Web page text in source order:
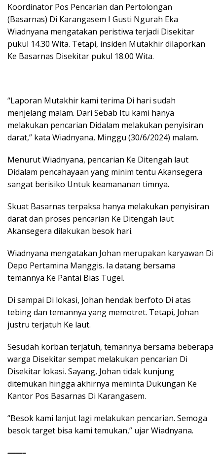
Koordinator Pos Pencarian dan Pertolongan
(Basarnas) Di Karangasem I Gusti Ngurah Eka
Wiadnyana mengatakan peristiwa terjadi Disekitar
pukul 14.30 Wita. Tetapi, insiden Mutakhir dilaporkan
Ke Basarnas Disekitar pukul 18.00 Wita.
“Laporan Mutakhir kami terima Di hari sudah
menjelang malam. Dari Sebab Itu kami hanya
melakukan pencarian Didalam melakukan penyisiran
darat,” kata Wiadnyana, Minggu (30/6/2024) malam.
Menurut Wiadnyana, pencarian Ke Ditengah laut
Didalam pencahayaan yang minim tentu Akansegera
sangat berisiko Untuk keamananan timnya.
Skuat Basarnas terpaksa hanya melakukan penyisiran
darat dan proses pencarian Ke Ditengah laut
Akansegera dilakukan besok hari.
Wiadnyana mengatakan Johan merupakan karyawan Di
Depo Pertamina Manggis. Ia datang bersama
temannya Ke Pantai Bias Tugel.
Di sampai Di lokasi, Johan hendak berfoto Di atas
tebing dan temannya yang memotret. Tetapi, Johan
justru terjatuh Ke laut.
Sesudah korban terjatuh, temannya bersama beberapa
warga Disekitar sempat melakukan pencarian Di
Disekitar lokasi. Sayang, Johan tidak kunjung
ditemukan hingga akhirnya meminta Dukungan Ke
Kantor Pos Basarnas Di Karangasem.
“Besok kami lanjut lagi melakukan pencarian. Semoga
besok target bisa kami temukan,” ujar Wiadnyana.
——–